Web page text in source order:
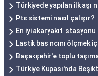
Türkiyede yapılan ilk aşı
Pts sistemi nasıl çalışır?
En iyi akaryakıt istasyonu
Lastik basıncını ölçmek
Başakşehir'e toplu
Türkiye Kupası'nda